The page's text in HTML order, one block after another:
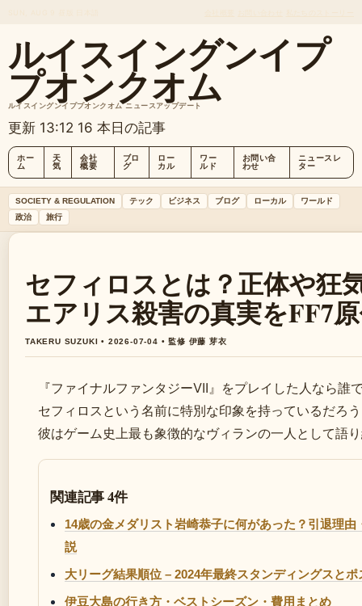
ルイスイングンイプ
プオンクオム
ルイスイングンイププオンクオム ニュースアップデート
更新 13:12 16 本日の記事
ホー
ム
天
気
会社
概要
ブロ
グ
ロー
カル
ワー
ルド
お問い合
わせ
ニュースレ
ター
SOCIETY & REGULATION テック ビジネス ブログ ローカル
ワールド
政治
旅行
セフィロスとは？正体や狂
エアリス殺害の真実をFF7
TAKERU SUZUKI • 2026-07-04 • 監修 伊藤 芽衣
『ファイナルファンタジーVII』をプレイした人なら誰
セフィロスという名前に特別な印象を持っているだろ
彼はゲーム史上最も象徴的なヴィランの一人として語
関連記事 4件
14歳の金メダリスト岩崎恭子に何があった？引退理
説
大リーグ結果順位 – 2024年最終スタンディングスと
伊豆大島の行き方・ベストシーズン・費用まとめ